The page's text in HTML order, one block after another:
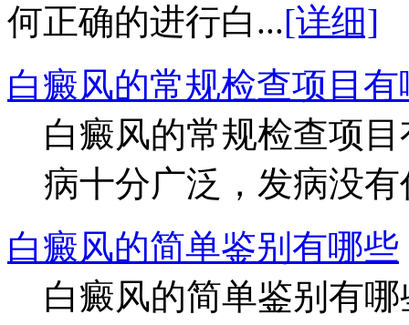
何正确的进行白...[详细]
白癜风的常规检查项目
白癜风的常规检查项
病十分广泛，发病没
白癜风的简单鉴别有哪些
白癜风的简单鉴别有